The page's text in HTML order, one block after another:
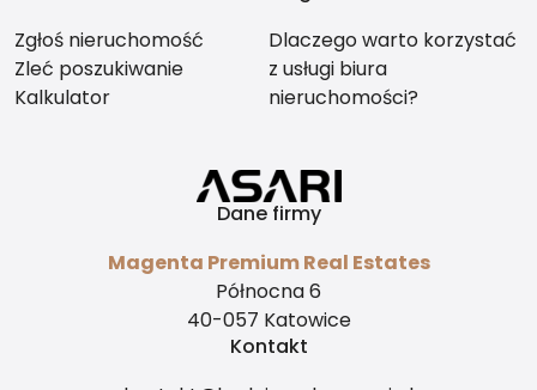
Zgłoś nieruchomość
Zleć poszukiwanie
Kalkulator
Dlaczego warto korzystać
z usługi biura
nieruchomości?
Dane firmy
Magenta Premium Real Estates
Północna 6
40-057 Katowice
Kontakt